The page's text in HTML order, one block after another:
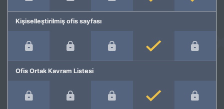
Kişiselleştirilmiş ofis sayfası
Ofis Ortak Kavram Listesi